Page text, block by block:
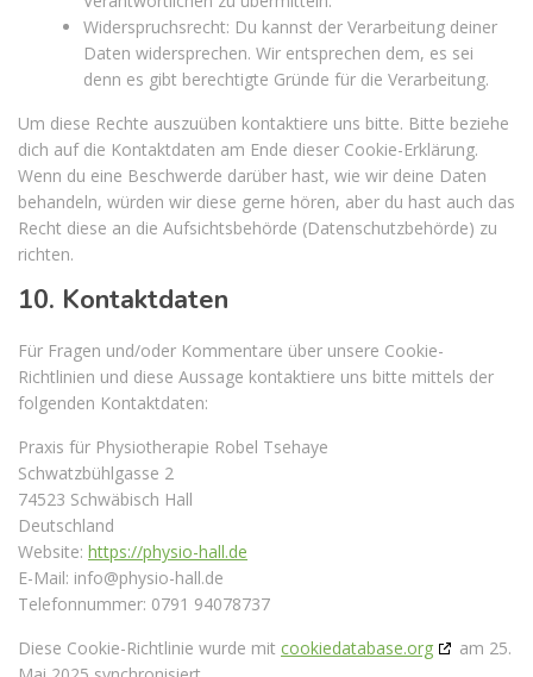
Widerspruchsrecht: Du kannst der Verarbeitung deiner
Daten widersprechen. Wir entsprechen dem, es sei
denn es gibt berechtigte Gründe für die Verarbeitung.
Um diese Rechte auszuüben kontaktiere uns bitte. Bitte beziehe
dich auf die Kontaktdaten am Ende dieser Cookie-Erklärung.
Wenn du eine Beschwerde darüber hast, wie wir deine Daten
behandeln, würden wir diese gerne hören, aber du hast auch das
Recht diese an die Aufsichtsbehörde (Datenschutzbehörde) zu
richten.
10. Kontaktdaten
Für Fragen und/oder Kommentare über unsere Cookie-
Richtlinien und diese Aussage kontaktiere uns bitte mittels der
folgenden Kontaktdaten:
Praxis für Physiotherapie Robel Tsehaye
Schwatzbühlgasse 2
74523 Schwäbisch Hall
Deutschland
Website: https://physio-hall.de
E-Mail: info@physio-hall.de
Telefonnummer: 0791 94078737
Diese Cookie-Richtlinie wurde mit cookiedatabase.org
am 25.